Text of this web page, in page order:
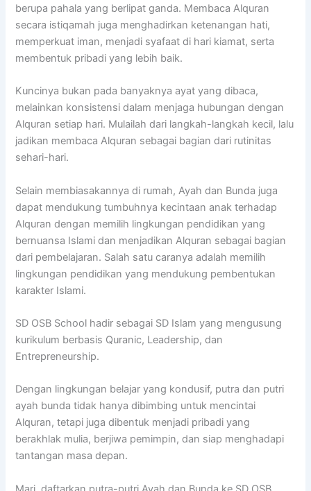
berupa pahala yang berlipat ganda. Membaca Alquran
secara istiqamah juga menghadirkan ketenangan hati,
memperkuat iman, menjadi syafaat di hari kiamat, serta
membentuk pribadi yang lebih baik.
Kuncinya bukan pada banyaknya ayat yang dibaca,
melainkan konsistensi dalam menjaga hubungan dengan
Alquran setiap hari. Mulailah dari langkah-langkah kecil, lalu
jadikan membaca Alquran sebagai bagian dari rutinitas
sehari-hari.
Selain membiasakannya di rumah, Ayah dan Bunda juga
dapat mendukung tumbuhnya kecintaan anak terhadap
Alquran dengan memilih lingkungan pendidikan yang
bernuansa Islami dan menjadikan Alquran sebagai bagian
dari pembelajaran. Salah satu caranya adalah memilih
lingkungan pendidikan yang mendukung pembentukan
karakter Islami.
SD OSB School hadir sebagai SD Islam yang mengusung
kurikulum berbasis Quranic, Leadership, dan
Entrepreneurship.
Dengan lingkungan belajar yang kondusif, putra dan putri
ayah bunda tidak hanya dibimbing untuk mencintai
Alquran, tetapi juga dibentuk menjadi pribadi yang
berakhlak mulia, berjiwa pemimpin, dan siap menghadapi
tantangan masa depan.